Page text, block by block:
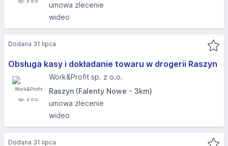
umowa zlecenie
wideo
Obsługa kasy i dokładanie towaru w drogerii Raszyn
Work&Profit sp. z o.o.
Raszyn (Falenty Nowe - 3km)
umowa zlecenie
wideo
Dodana 31 lipca
Dodana 31 lipca